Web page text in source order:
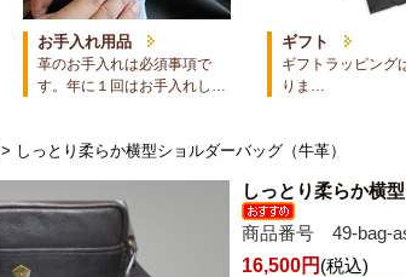
お手入れ用品
革のお手入れは必須事項で
す。年に１回はお手入れし…
ギフト
ギフトラッピング
りま…
> しっとり柔らか横型ショルダーバッグ（牛革）
しっとり柔らか横
商品番号 49-bag-
16,500円 (税込)